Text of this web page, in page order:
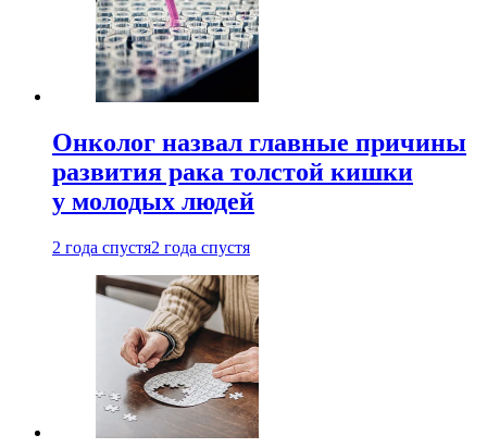
Онколог назвал главные причины
развития рака толстой кишки
у молодых людей
2 года спустя2 года спустя